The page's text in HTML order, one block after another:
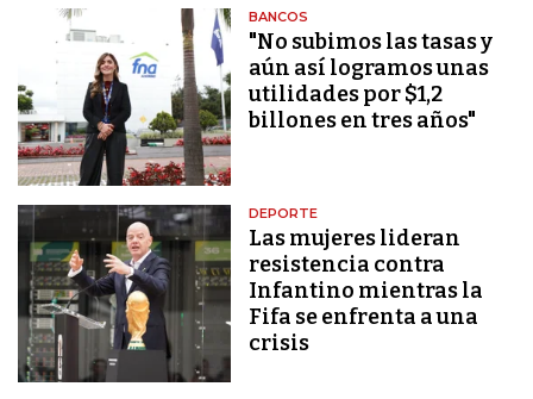
BANCOS
"No subimos las tasas y
aún así logramos unas
utilidades por $1,2
billones en tres años"
DEPORTE
Las mujeres lideran
resistencia contra
Infantino mientras la
Fifa se enfrenta a una
crisis